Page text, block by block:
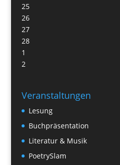
25
26
27
28
1
2
Veranstaltungen
Lesung
Buchpräsentation
Literatur & Musik
PoetrySlam